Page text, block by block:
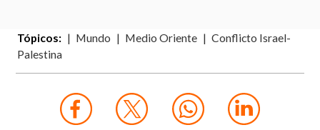
Tópicos: Mundo Medio Oriente
Conflicto Israel-
Palestina